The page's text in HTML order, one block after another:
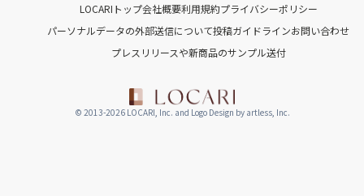
LOCARIトップ会社概要利用規約プライバシーポリシー
パーソナルデータの外部送信について投稿ガイドラインお問い合わせ
プレスリリースや新商品のサンプル送付
© 2013-2026 LOCARI, Inc. and Logo Design by artless, Inc.